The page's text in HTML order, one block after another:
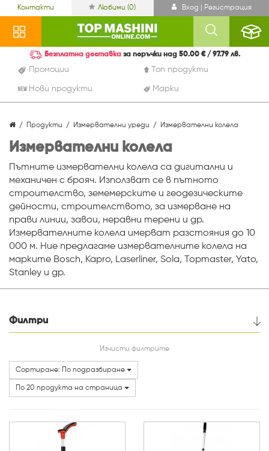
Контакти Любими (0) Вход | Регистрация
Промоции Топ продукти
Нови продукти Марки
Безплатна доставка за поръчки над 50.00 € / 97.79 лв.
Продукти Измервателни уреди Измервателни колела
Измервателни колела
Пътните измервателни колела са дигитални и
механичен с брояч. Използват се в пътното
строителство, земемерските и геодезическите
дейности, строителството, за измерване на
прави линии, завои, неравни терени и др.
Измервателните колела имерват разстояния до 10
000 м. Ние предлагаме измервателните колела на
марките Bosch, Kapro, Laserliner, Sola, Topmaster, Yato,
Stanley и др.
Филтри
Марки
Изчисти филтрите
Сортиране: По подразбиране
По 20 продукта на страница